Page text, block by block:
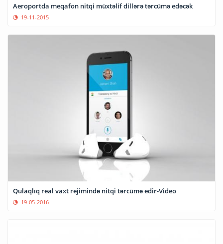
Aeroportda meqafon nitqi müxtəlif dillərə tərcümə edəcək
19-11-2015
Qulaqlıq real vaxt rejimində nitqi tərcümə edir-Video
19-05-2016